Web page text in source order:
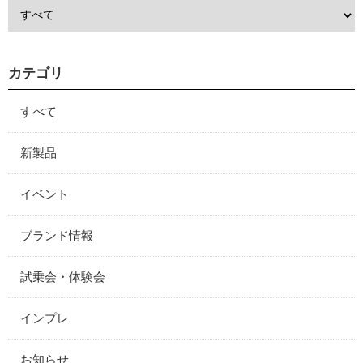
カテゴリ
すべて
新製品
イベント
ブランド情報
試乗会・体験会
インプレ
お知らせ